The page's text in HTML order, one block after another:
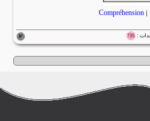
Compréhension |
735